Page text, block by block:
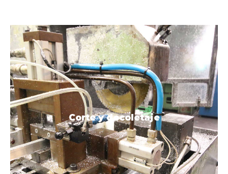
Corte y decoletaje
Corte y
decoletaje
Consultálo